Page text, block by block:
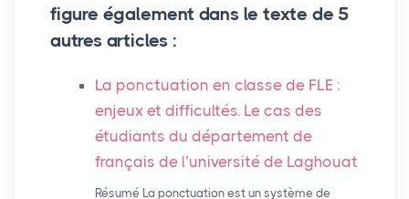
figure également dans le texte de 5
autres articles :
La ponctuation en classe de FLE :
enjeux et difficultés. Le cas des
étudiants du département de
français de l’université de Laghouat
Résumé La ponctuation est un système de